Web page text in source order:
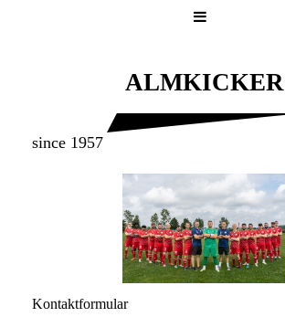
ALMKICKER
since 1957
Kontaktformular